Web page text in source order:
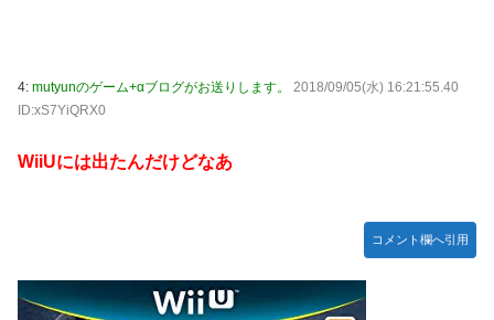
番組が最新SNSの数十年先を行っていたと話題に
【エ●漫画】乱交物のエ●漫画←これｗｗｗ
昭和戦隊のロボデザイン、配信で追って見ると…
4: mutyunのゲーム+αブログがお送りします。
2018/09/05(水) 16:21:55.40
ID:xS7YiQRX0
WiiUには出たんだけどなあ
コメント欄へ引用